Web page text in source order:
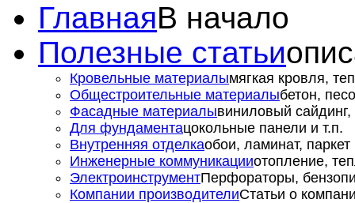
ГлавнаяВ начало
Полезные статьи
Кровельные материалымягкая кровля,
Общестроительные материалыбетон,
Фасадные материалывиниловый сайдинг,
Для фундаментацокольные панели и т.п.
Внутренняя отделкаобои, ламинат, паркет
Инженерные коммуникацииотопление,
ЭлектроинструментПерфораторы,
Компании производителиСтатьи о